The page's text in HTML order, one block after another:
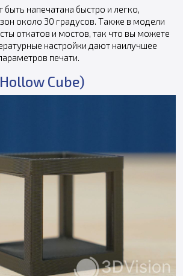
напечатана быстро и легко,
около 30 градусов. Также в модели
откатов и мостов, так что вы можете
настройки дают наилучшее
печати.
Cube)